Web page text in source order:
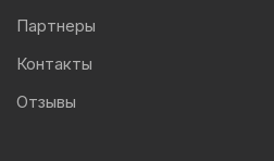
Партнеры
Контакты
Отзывы